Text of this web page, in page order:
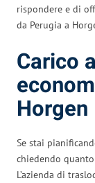
rispondere e di
da Perugia a
Carico
Horgen
Se stai
chiedendo
L’azienda di